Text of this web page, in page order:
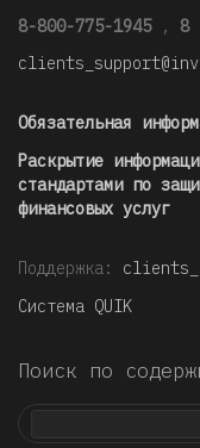
8-800-775-1945 , 8
Обязательная
Раскрытие
стандартами по
финансовых услуг
Поддержка:
Система QUIK
Поиск по